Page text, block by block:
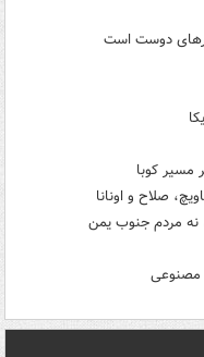
دوست است
مسیر کوبا
صلاح و اونانا
نه مردم جنوب یمن
مصنوعی